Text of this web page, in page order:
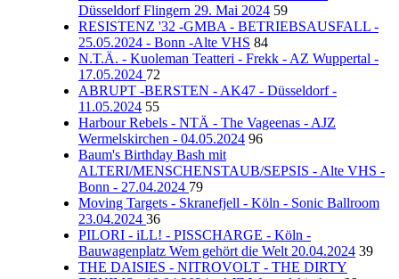
Düsseldorf Flingern 29. Mai 2024 59
RESISTENZ '32 -GMBA - BETRIEBSAUSFALL -
25.05.2024 - Bonn -Alte VHS 84
N.T.Ä. - Kuoleman Teatteri - Frekk - AZ Wuppertal -
17.05.2024 72
ABRUPT -BERSTEN - AK47 - Düsseldorf -
11.05.2024 55
Harbour Rebels - NTÄ - The Vageenas - AJZ
Wermelskirchen - 04.05.2024 96
Baum's Birthday Bash mit
ALTERI/MENSCHENSTAUB/SEPSIS - Alte VHS -
Bonn - 27.04.2024 79
Moving Targets - Skranefjell - Köln - Sonic Ballroom
23.04.2024 36
PILORI - iLL! - PISSCHARGE - Köln -
Bauwagenplatz Wem gehört die Welt 20.04.2024 39
THE DAISIES - NITROVOLT - THE DIRTY